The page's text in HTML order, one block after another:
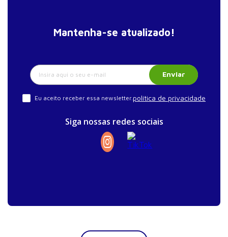
Mantenha-se atualizado!
Enviar
Eu aceito receber essa newsletter. política de privacidade
Siga nossas redes sociais